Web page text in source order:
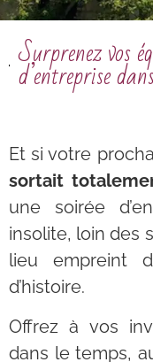
Surprenez vos
d’entreprise
Et si votre
sortait
une soirée
insolite, loin des
lieu empreint
d’histoire.
Offrez à vos
dans le temps,